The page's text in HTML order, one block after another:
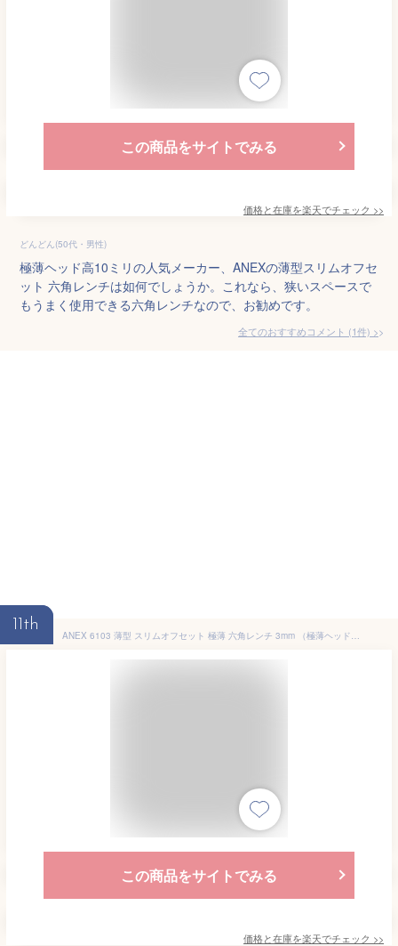
この商品をサイトでみる
価格と在庫を楽天でチェック >>
どんどん(50代・男性)
極薄ヘッド高10ミリの人気メーカー、ANEXの薄型スリムオフセ
ット 六角レンチは如何でしょうか。これなら、狭いスペースで
もうまく使用できる六角レンチなので、お勧めです。
全てのおすすめコメント (1件) >
11th
ANEX 6103 薄型 スリムオフセット 極薄 六角レンチ 3mm （極薄ヘッド高10mm）
この商品をサイトでみる
価格と在庫を楽天でチェック >>